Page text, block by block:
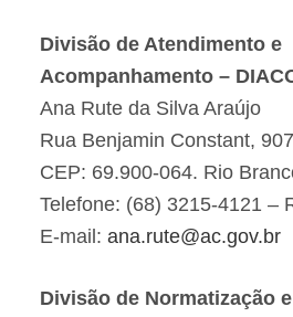
Divisão de Atendimento e
Acompanhamento –
Ana Rute da Silva Araújo
Rua Benjamin Constant,
CEP: 69.900-064. Rio
Telefone: (68) 3215-4121 –
E-mail: ana.rute@ac.gov.br
Divisão de Normatização